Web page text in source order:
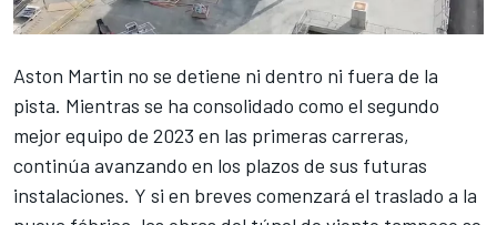
Aston Martin no se detiene ni dentro ni fuera de la
pista. Mientras se ha consolidado como el segundo
mejor equipo de 2023 en las primeras carreras,
continúa avanzando en los plazos de sus futuras
instalaciones. Y si en breves comenzará el traslado a la